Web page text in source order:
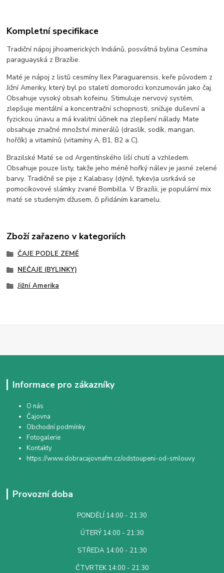
Kompletní specifikace
Tradiční nápoj jihoamerických Indiánů, posvátná bylina Cesmína
paraguayská z Brazílie.
Maté je nápoj z listů cesmíny Ilex Paraguarensis, keře původem z
Jižní Ameriky, který byl po staletí domorodci konzumován jako čaj.
Obsahuje vysoký obsah kofeinu. Stimuluje nervový systém,
zlepšuje mentální a koncentrační schopnosti, snižuje duševní a
fyzickou únavu a má kvalitní účinek na zlepšení nálady. Mate
obsahuje značné množství minerálů (draslík, sodík, mangan,
hořčík) a vitamínů (vitamíny A, B1, B2 a C).
Brazilské Maté se od Argentínského liší chutí a vzhledem.
Obsahuje pouze listy, takže jeho méně hořký nálev je jasné zelené
barvy. Tradičně se pije z Kalabasy (dýně, tykev)a usrkává se
pomocíkovové slámky zvané Bombilla. V Brazílii, je populární mix
maté se studeným džusem, či přidáním karamelu.
Zboží zařazeno v kategoriích
ČAJE PODLE ZEMĚ
NEČAJE (BYLINKY)
Jižní Amerika
Informace pro zákazníky
O nás
Čajovna
Obchodní podmínky
Fotogalerie
Kontakty
https://www.dobracajovnafm.cz/odstoupeni-od-smlouvy
Provozní doba
PONDĚLÍ 14:00 - 21:30
ÚTERÝ 14:00 - 21:30
STŘEDA 14:00 - 21:30
ČTVRTEK 14:00 - 21:30